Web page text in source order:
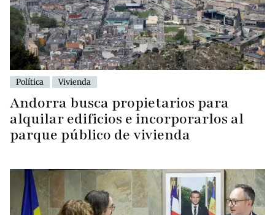
Política Vivienda
Andorra busca propietarios para
alquilar edificios e incorporarlos al
parque público de vivienda